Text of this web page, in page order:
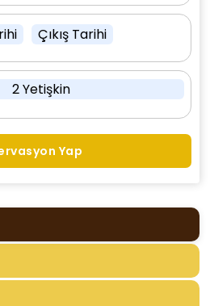
Çıkış Tarihi
2 Yetişkin
Yap